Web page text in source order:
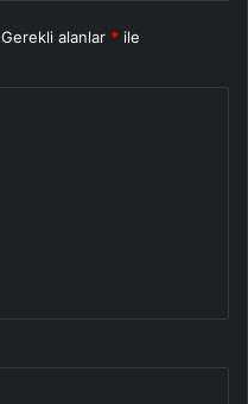
Gerekli alanlar * ile